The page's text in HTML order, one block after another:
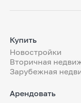
Купить
Новостройки
Вторичная
Зарубежная
Арендовать